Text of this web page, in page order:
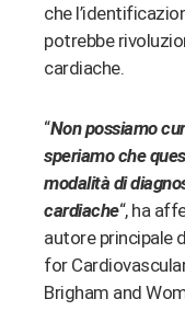
che
potrebbe
cardiache.
“Non possiamo
speriamo che
modalità di
cardiache“, ha
autore principale
for
Brigham and